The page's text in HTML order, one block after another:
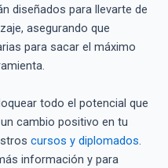
diseñados para llevarte de
asegurando que
para sacar el máximo
todo el potencial que
cambio positivo en tu
cursos y diplomados.
información y para